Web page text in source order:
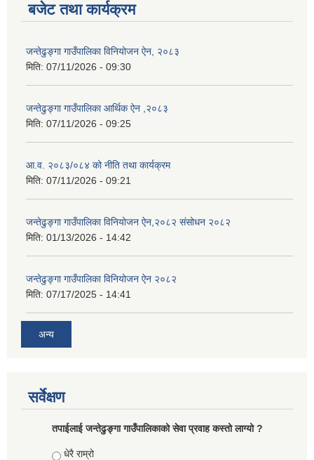
बजेट तथा कार्यक्रम
जन्तेढुङ्गा गाउँपालिका विनियोजन ऐन, २०८३
मिति: 07/11/2026 - 09:30
जन्तेढुङ्गा गाउँपालिका आर्थिक ऐन ,२०८३
मिति: 07/11/2026 - 09:25
आ.व. २०८३/०८४ को नीति तथा कार्यक्रम
मिति: 07/11/2026 - 09:21
जन्तेढुङ्गा गाउँपालिका विनियोजन ऐन,२०८२ संसोधन २०८२
मिति: 01/13/2026 - 14:42
जन्तेढुङ्गा गाउँपालिका विनियोजन ऐन २०८२
मिति: 07/17/2025 - 14:41
अन्य
सर्वेक्षण
तपाईलाई जन्तेढुङ्गा गाउँपालिकाको सेवा प्रवाह कस्तो लाग्यो ?
Choices
धेरै राम्रो